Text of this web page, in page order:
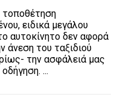
ειδικά μεγάλου
αυτοκίνητο δεν αφορά
άνεση του ταξιδιού
την ασφάλειά μας
...